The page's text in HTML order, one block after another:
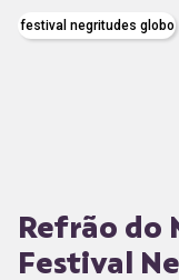
festival negritudes globo
Refrão do
Festival